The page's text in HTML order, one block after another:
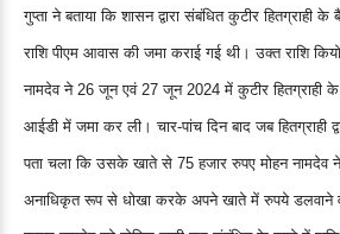
गुप्ता ने बताया कि शासन द्वारा संबंधित कुटीर
राशि पीएम आवास की जमा कराई गई थी। उक्त राशि
नामदेव ने 26 जून एवं 27 जून 2024 में कुटीर हितग्राही
आईडी में जमा कर ली। चार-पांच दिन बाद जब हितग्राही
पता चला कि उसके खाते से 75 हजार रुपए मोहन नामदेव
अनाधिकृत रूप से धोखा करके अपने खाते में रुपये डलवाने